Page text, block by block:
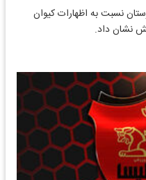
نسبت به اظهارات کیوان
نشان داد.